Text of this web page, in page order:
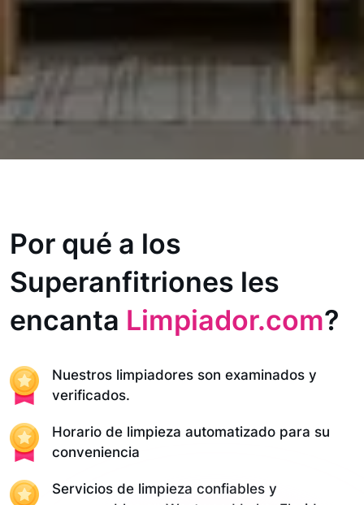
Por qué a los
Superanfitriones les
encanta Limpiador.com?
Nuestros limpiadores son examinados y
verificados.
Horario de limpieza automatizado para su
conveniencia
Servicios de limpieza confiables y